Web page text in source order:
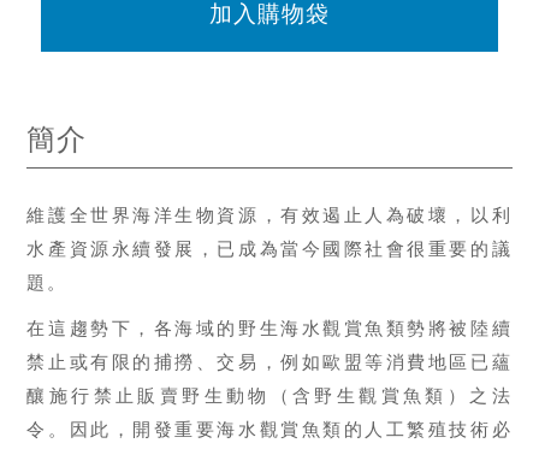
加入購物袋
簡介
維護全世界海洋生物資源，有效遏止人為破壞，以利
水產資源永續發展，已成為當今國際社會很重要的議
題。
在這趨勢下，各海域的野生海水觀賞魚類勢將被陸續
禁止或有限的捕撈、交易，例如歐盟等消費地區已蘊
釀施行禁止販賣野生動物（含野生觀賞魚類）之法
令。因此，開發重要海水觀賞魚類的人工繁殖技術必